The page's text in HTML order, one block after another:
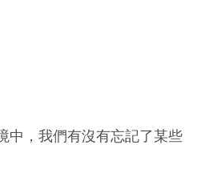
中，我們有沒有忘記了某些